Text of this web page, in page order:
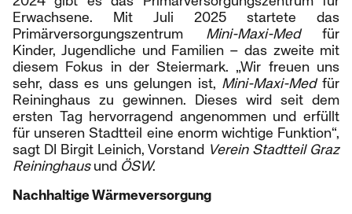
Erwachsene. Mit Juli 2025 startete das
Primärversorgungszentrum Mini-Maxi-Medfür
Kinder, Jugendliche und Familien – das zweite mit
diesem Fokus in der Steiermark. „Wir freuen uns
sehr, dass es uns gelungen ist, Mini-Maxi-Medfür
Reininghaus zu gewinnen. Dieses wird seit dem
ersten Tag hervorragend angenommen und erfüllt
für unseren Stadtteil eine enorm wichtige Funktion“,
sagt DI Birgit Leinich, Vorstand Verein Stadtteil Graz
Reininghausund ÖSW.
Nachhaltige Wärmeversorgung